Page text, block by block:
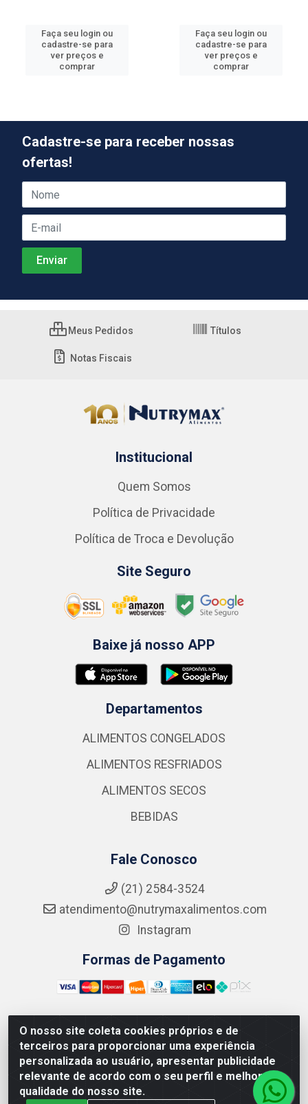
Faça seu login ou
cadastre-se para
ver preços e
comprar
Faça seu login ou
cadastre-se para
ver preços e
comprar
O nosso site coleta cookies próprios e de
terceiros para proporcionar uma experiência
personalizada ao usuário, apresentar publicidade
relevante de acordo com o seu perfil e melhorar a
qualidade do nosso site.
Cadastre-se para receber nossas
ofertas!
Meus Pedidos Títulos
Notas Fiscais
Institucional
Quem Somos
Política de Privacidade
Política de Troca e Devolução
Site Seguro
Baixe já nosso APP
Departamentos
ALIMENTOS CONGELADOS
ALIMENTOS RESFRIADOS
ALIMENTOS SECOS
BEBIDAS
Fale Conosco
(21) 2584-3524
atendimento@nutrymaxalimentos.com
Instagram
Formas de Pagamento
NUTRY MAX COMÉRCIO DE PRODUTOS ALIMENTICIOS
LTDA - RUA DO FEIJÃO, 721 PENHA CIRCULAR/RJ -
CNPJ: 15.796.122/0001-03